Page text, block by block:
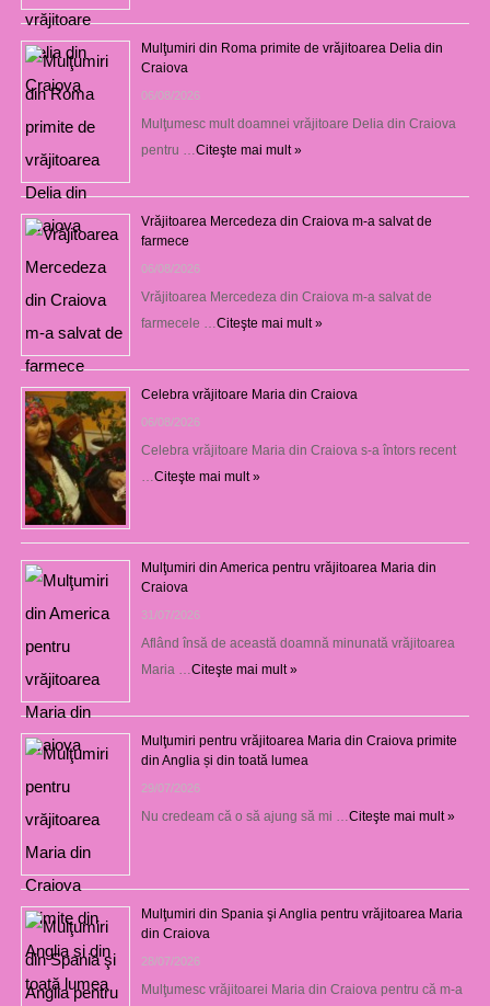
Mulţumiri din Roma primite de vrăjitoarea Delia din
Craiova
06/08/2026
Mulţumesc mult doamnei vrăjitoare Delia din Craiova
pentru … Citeşte mai mult »
Vrăjitoarea Mercedeza din Craiova m-a salvat de
farmece
06/08/2026
Vrăjitoarea Mercedeza din Craiova m-a salvat de
farmecele … Citeşte mai mult »
Celebra vrăjitoare Maria din Craiova
06/08/2026
Celebra vrăjitoare Maria din Craiova s-a întors recent
Citeşte mai mult »
Mulţumiri din America pentru vrăjitoarea Maria din
Craiova
31/07/2026
Aflând însă de această doamnă minunată vrăjitoarea
Maria … Citeşte mai mult »
Mulţumiri pentru vrăjitoarea Maria din Craiova primite
din Anglia și din toată lumea
29/07/2026
Nu credeam că o să ajung să mi … Citeşte mai mult »
Mulţumiri din Spania şi Anglia pentru vrăjitoarea Maria
din Craiova
28/07/2026
Mulţumesc vrăjitoarei Maria din Craiova pentru că m-a